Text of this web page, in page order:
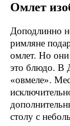
Омлет
Доподлинно
римляне
омлет. Но они
это блюдо. В
«овмеле».
столу с